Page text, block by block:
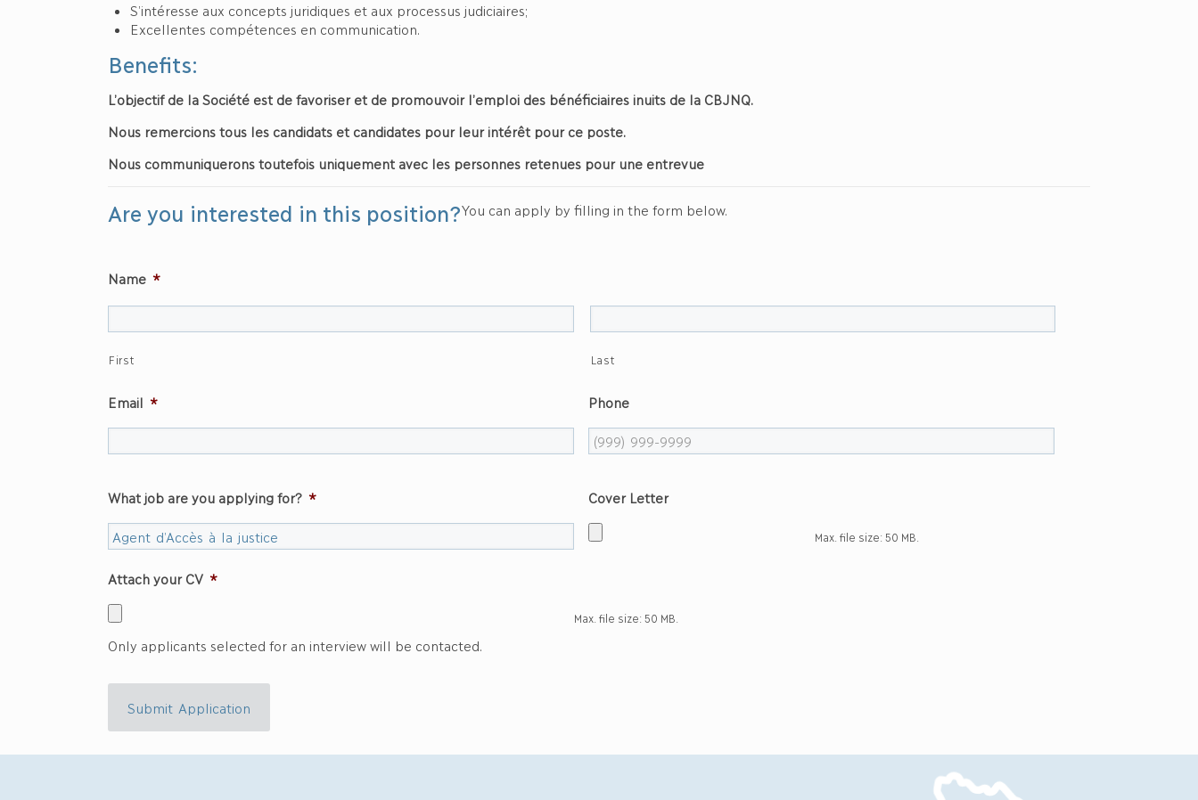
S’intéresse aux concepts juridiques et aux processus judiciaires;
Excellentes compétences en communication.
Benefits:
L’objectif de la Société est de favoriser et de promouvoir l’emploi des bénéficiaires inuits de la CBJNQ.
Nous remercions tous les candidats et candidates pour leur intérêt pour ce poste.
Nous communiquerons toutefois uniquement avec les personnes retenues pour une entrevue
Are you interested in this position?You can apply by filling in the form below.
Name *
First Last
Email * Phone
What job are you applying for? * Cover Letter
Max. file size: 50 MB.
Attach your CV *
Max. file size: 50 MB.
Only applicants selected for an interview will be contacted.
Submit Application